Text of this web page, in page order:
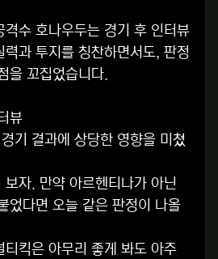
격수 호나우두는 경기 후 인터뷰
력과 투지를 칭찬하면서도, 판정
을 꼬집었습니다.
뷰
기 결과에 상당한 영향을 미쳤
자. 만약 아르헨티나가 아닌
었다면 오늘 같은 판정이 나올
티킥은 아무리 좋게 봐도 아주